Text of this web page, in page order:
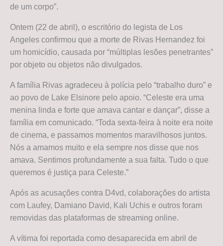
de um corpo”.
Ontem (22 de abril), o escritório do legista de Los
Angeles confirmou que a morte de Rivas Hernandez foi
um homicídio, causada por “múltiplas lesões penetrantes”
por objeto ou objetos não divulgados.
A família Rivas agradeceu à polícia pelo “trabalho duro” e
ao povo de Lake Elsinore pelo apoio. “Celeste era uma
menina linda e forte que amava cantar e dançar”, disse a
família em comunicado. “Toda sexta-feira à noite era noite
de cinema, e passamos momentos maravilhosos juntos.
Nós a amamos muito e ela sempre nos disse que nos
amava. Sentimos profundamente a sua falta. Tudo o que
queremos é justiça para Celeste.”
Após as acusações contra D4vd, colaborações do artista
com Laufey, Damiano David, Kali Uchis e outros foram
removidas das plataformas de streaming online.
A vítima foi reportada como desaparecida em abril de